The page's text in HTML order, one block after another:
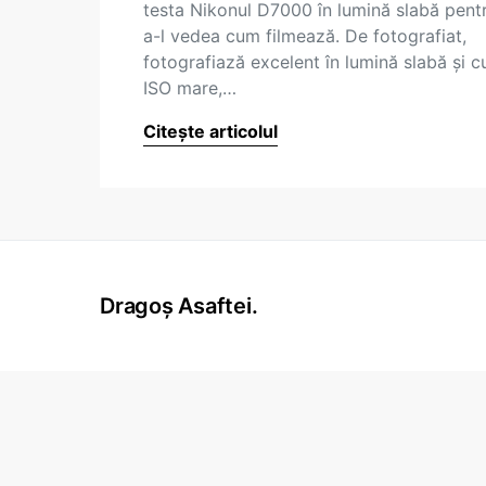
testa Nikonul D7000 în lumină slabă
a-l vedea cum filmează. De fotografiat,
fotografiază excelent în lumină slabă şi
ISO mare,…
Citește articolul
Dragoș Asaftei.